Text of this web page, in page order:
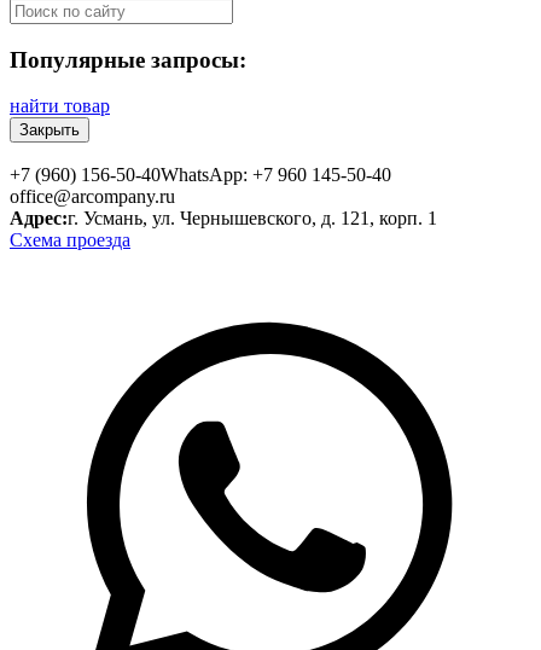
Популярные запросы:
найти товар
Закрыть
+7 (960) 156-50-40WhatsApp: +7 960 145-50-40
office@arcompany.ru
Адрес:г. Усмань, ул. Чернышевского, д. 121, корп. 1
Схема проезда